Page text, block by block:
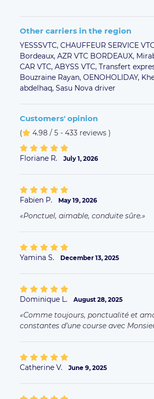
Other carriers in the region
YESSSVTC, CHAUFFEUR SERVICE
Bordeaux, AZR VTC BORDEAUX,
CAR VTC, ABYSS VTC, Transfert
Bouzraine Rayan, OENOHOLIDAY,
abdelhaq, Sasu Nova driver
Customers' opinion
( 4.98 / 5 - 433 reviews )
Floriane R. July 1, 2026
Fabien P. May 19, 2026
Ponctuel, aimable, conduite sûre.
Yamina S. December 13, 2025
Dominique L. August 28, 2025
Comme toujours, ponctualité et
constantes d’une course avec
Catherine V. June 9, 2025